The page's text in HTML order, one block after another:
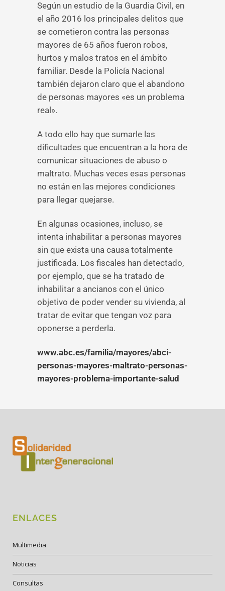
Según un estudio de la Guardia Civil, en
el año 2016 los principales delitos que
se cometieron contra las personas
mayores de 65 años fueron robos,
hurtos y malos tratos en el ámbito
familiar. Desde la Policía Nacional
también dejaron claro que el abandono
de personas mayores «es un problema
real».
A todo ello hay que sumarle las
dificultades que encuentran a la hora de
comunicar situaciones de abuso o
maltrato. Muchas veces esas personas
no están en las mejores condiciones
para llegar quejarse.
En algunas ocasiones, incluso, se
intenta inhabilitar a personas mayores
sin que exista una causa totalmente
justificada. Los fiscales han detectado,
por ejemplo, que se ha tratado de
inhabilitar a ancianos con el único
objetivo de poder vender su vivienda, al
tratar de evitar que tengan voz para
oponerse a perderla.
www.abc.es/familia/mayores/abci-
personas-mayores-maltrato-personas-
mayores-problema-importante-salud
ENLACES
Multimedia
Noticias
Consultas